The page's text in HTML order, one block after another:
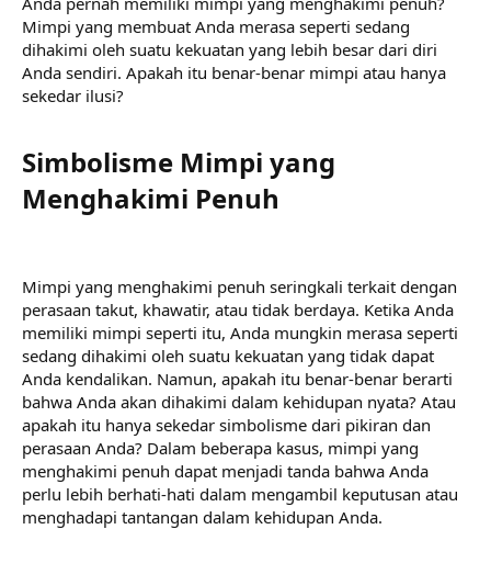
Mimpi yang membuat Anda merasa seperti sedang
dihakimi oleh suatu kekuatan yang lebih besar dari diri
Anda sendiri. Apakah itu benar-benar mimpi atau hanya
sekedar ilusi?
Simbolisme Mimpi yang
Menghakimi Penuh​
Mimpi yang menghakimi penuh seringkali terkait dengan
perasaan takut, khawatir, atau tidak berdaya. Ketika Anda
memiliki mimpi seperti itu, Anda mungkin merasa seperti
sedang dihakimi oleh suatu kekuatan yang tidak dapat
Anda kendalikan. Namun, apakah itu benar-benar berarti
bahwa Anda akan dihakimi dalam kehidupan nyata? Atau
apakah itu hanya sekedar simbolisme dari pikiran dan
perasaan Anda? Dalam beberapa kasus, mimpi yang
menghakimi penuh dapat menjadi tanda bahwa Anda
perlu lebih berhati-hati dalam mengambil keputusan atau
menghadapi tantangan dalam kehidupan Anda.